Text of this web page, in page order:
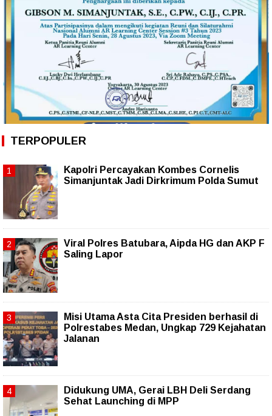
TERPOPULER
Kapolri Percayakan Kombes Cornelis
Simanjuntak Jadi Dirkrimum Polda Sumut
Viral Polres Batubara, Aipda HG dan AKP F
Saling Lapor
Misi Utama Asta Cita Presiden berhasil di
Polrestabes Medan, Ungkap 729 Kejahatan
Jalanan
Didukung UMA, Gerai LBH Deli Serdang
Sehat Launching di MPP